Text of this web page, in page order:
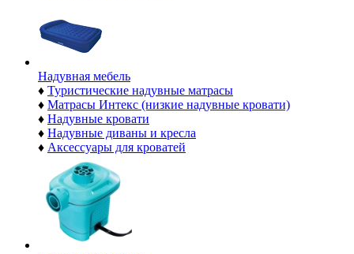
Надувная мебель
♦ Туристические надувные матрасы
♦ Матрасы Интекс (низкие надувные кровати)
♦ Надувные кровати
♦ Надувные диваны и кресла
♦ Аксессуары для кроватей